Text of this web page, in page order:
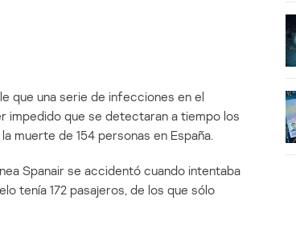
que una serie de infecciones en el
impedido que se detectaran a tiempo los
muerte de 154 personas en España.
Spanair se accidentó cuando intentaba
tenía 172 pasajeros, de los que sólo